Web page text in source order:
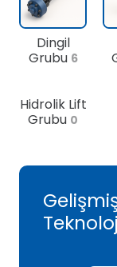
Dingil
Grubu 6
Hidrolik Lift
Grubu 0